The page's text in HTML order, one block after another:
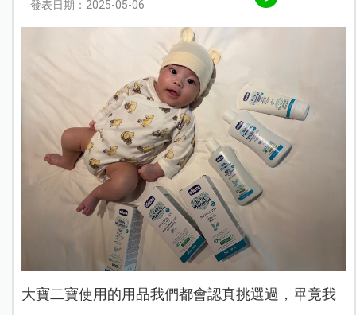
發表日期：2025-05-06
大寶二寶使用的用品我們都會認真挑選過，畢竟我